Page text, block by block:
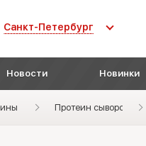
Санкт-Петербург
Новости Новинки
Протеин